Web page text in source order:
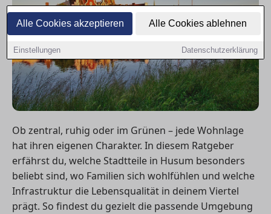
Alle Cookies akzeptieren Alle Cookies ablehnen
Einstellungen Datenschutzerklärung
Ob zentral, ruhig oder im Grünen – jede Wohnlage
hat ihren eigenen Charakter. In diesem Ratgeber
erfährst du, welche Stadtteile in Husum besonders
beliebt sind, wo Familien sich wohlfühlen und welche
Infrastruktur die Lebensqualität in deinem Viertel
prägt. So findest du gezielt die passende Umgebung